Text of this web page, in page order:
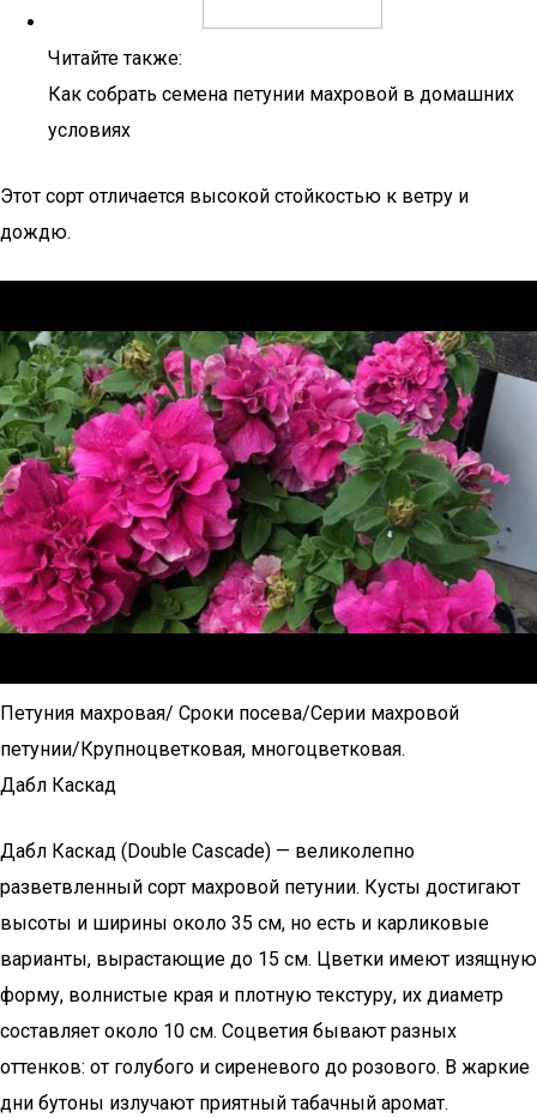
Читайте также:
Как собрать семена петунии махровой в домашних
условиях
Этот сорт отличается высокой стойкостью к ветру и
дождю.
Петуния махровая/ Сроки посева/Серии махровой
петунии/Крупноцветковая, многоцветковая.
Дабл Каскад
Дабл Каскад (Double Cascade) — великолепно
разветвленный сорт махровой петунии. Кусты достигают
высоты и ширины около 35 см, но есть и карликовые
варианты, вырастающие до 15 см. Цветки имеют изящную
форму, волнистые края и плотную текстуру, их диаметр
составляет около 10 см. Соцветия бывают разных
оттенков: от голубого и сиреневого до розового. В жаркие
дни бутоны излучают приятный табачный аромат.